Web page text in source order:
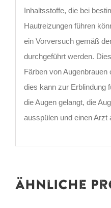
Inhaltsstoffe, die bei
Hautreizungen führen
ein Vorversuch gemäß
durchgeführt werden.
Färben von
dies kann zur Erblindung
die Augen gelangt, die
ausspülen und einen Arzt
Ähnliche